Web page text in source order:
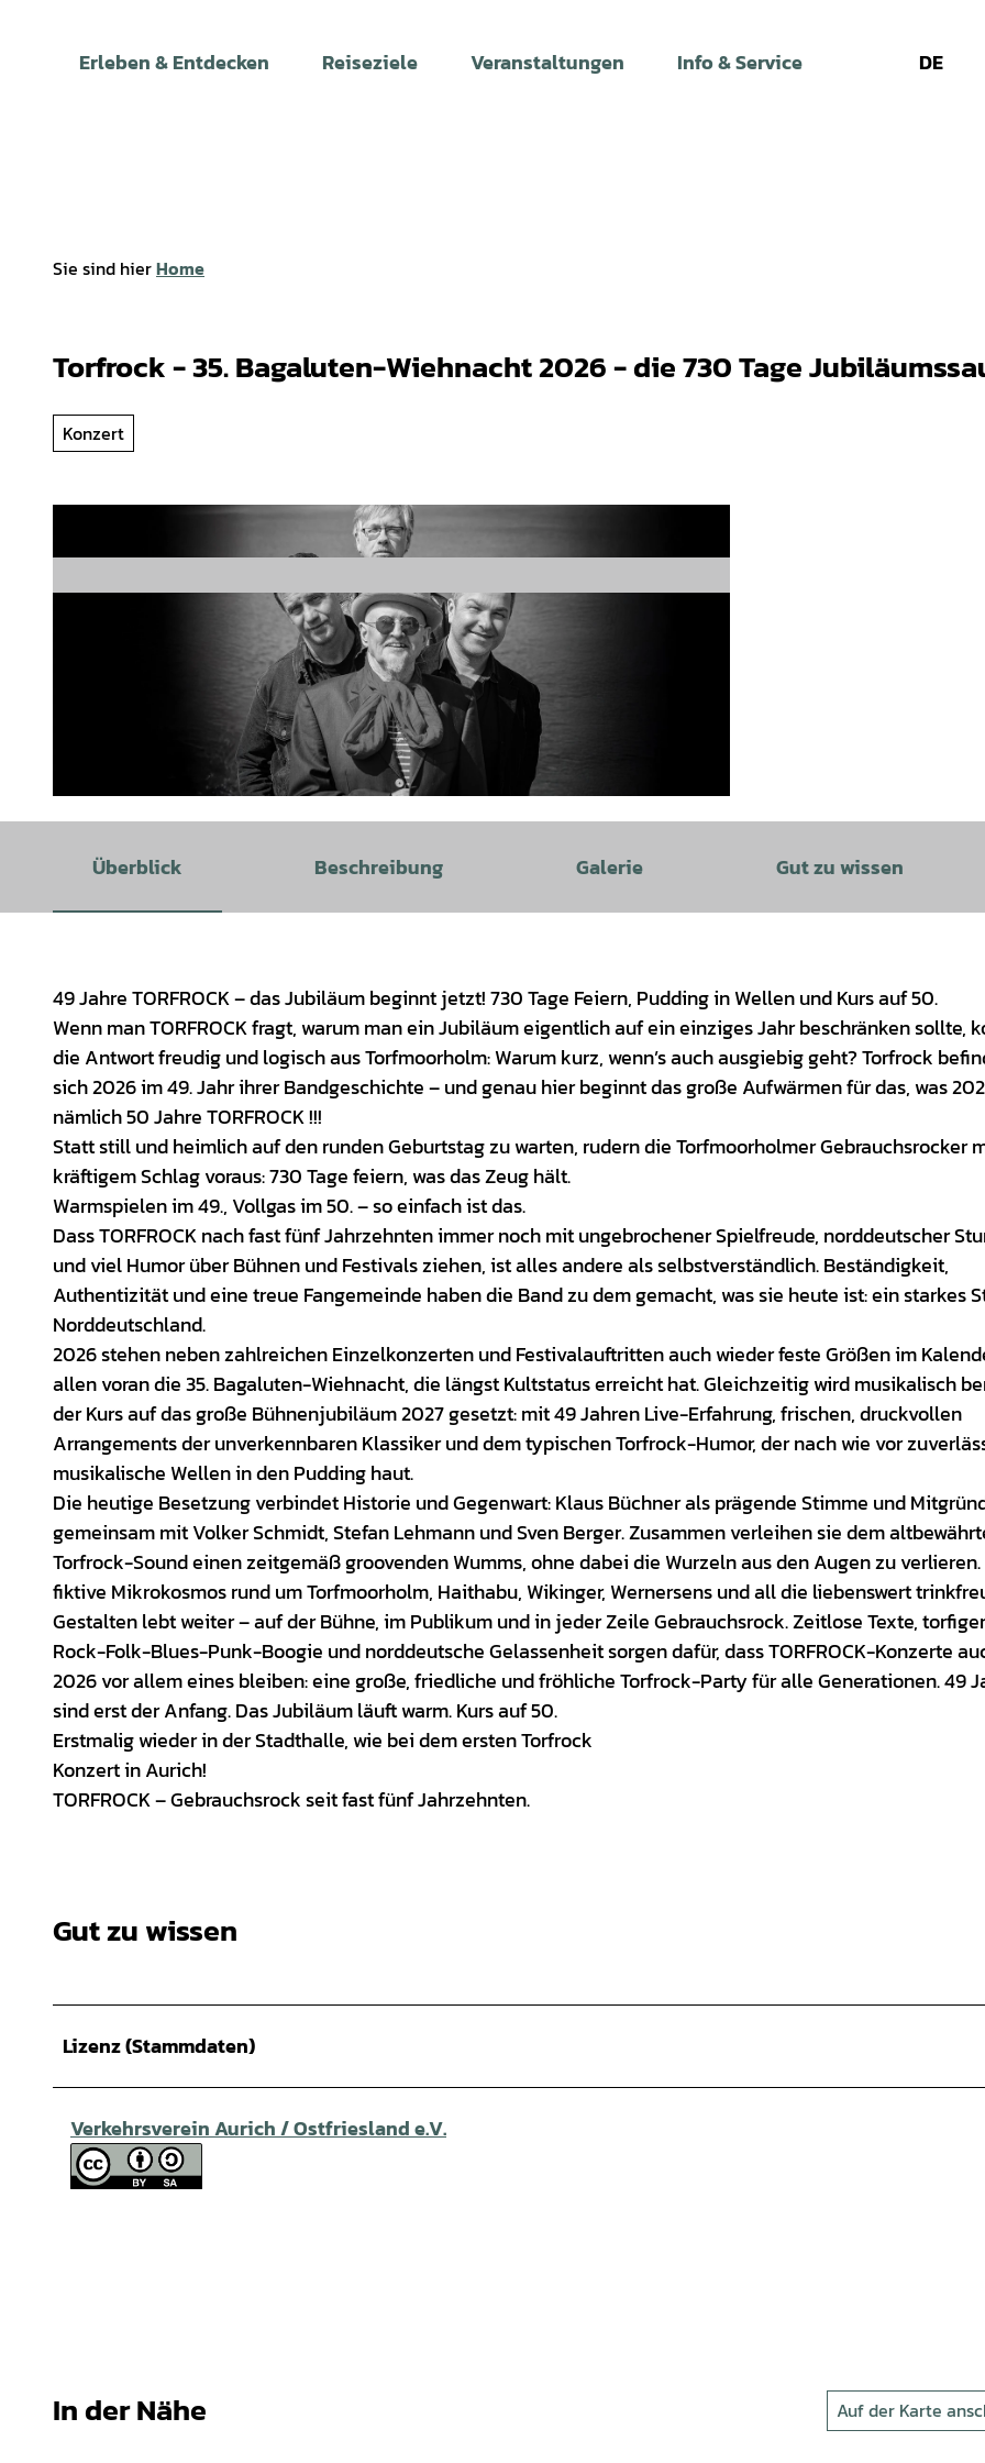
Erleben & Entdecken Reiseziele Veranstaltungen Info & Service DE
Sie sind hierHome
Torfrock - 35. Bagaluten-Wiehnacht 2026 - die 730 Tage
Konzert
Überblick Beschreibung Galerie Gut zu wissen
49 Jahre TORFROCK – das Jubiläum beginnt jetzt! 730 Tage Feiern, Pudding in Wellen und Kurs auf 50.
Wenn man TORFROCK fragt, warum man ein Jubiläum eigentlich auf ein einziges Jahr beschränken sollte,
die Antwort freudig und logisch aus Torfmoorholm: Warum kurz, wenn’s auch ausgiebig geht? Torfrock
sich 2026 im 49. Jahr ihrer Bandgeschichte – und genau hier beginnt das große Aufwärmen für das, was
nämlich 50 Jahre TORFROCK !!!
Statt still und heimlich auf den runden Geburtstag zu warten, rudern die Torfmoorholmer Gebrauchsrocker
kräftigem Schlag voraus: 730 Tage feiern, was das Zeug hält.
Warmspielen im 49., Vollgas im 50. – so einfach ist das.
Dass TORFROCK nach fast fünf Jahrzehnten immer noch mit ungebrochener Spielfreude, norddeutscher
und viel Humor über Bühnen und Festivals ziehen, ist alles andere als selbstverständlich. Beständigkeit,
Authentizität und eine treue Fangemeinde haben die Band zu dem gemacht, was sie heute ist: ein starkes
Norddeutschland.
2026 stehen neben zahlreichen Einzelkonzerten und Festivalauftritten auch wieder feste Größen im
allen voran die 35. Bagaluten-Wiehnacht, die längst Kultstatus erreicht hat. Gleichzeitig wird musikalisch
der Kurs auf das große Bühnenjubiläum 2027 gesetzt: mit 49 Jahren Live-Erfahrung, frischen, druckvollen
Arrangements der unverkennbaren Klassiker und dem typischen Torfrock-Humor, der nach wie vor
musikalische Wellen in den Pudding haut.
Die heutige Besetzung verbindet Historie und Gegenwart: Klaus Büchner als prägende Stimme und
gemeinsam mit Volker Schmidt, Stefan Lehmann und Sven Berger. Zusammen verleihen sie dem
Torfrock-Sound einen zeitgemäß groovenden Wumms, ohne dabei die Wurzeln aus den Augen zu verlieren.
fiktive Mikrokosmos rund um Torfmoorholm, Haithabu, Wikinger, Wernersens und all die liebenswert
Gestalten lebt weiter – auf der Bühne, im Publikum und in jeder Zeile Gebrauchsrock. Zeitlose Texte, torfiger
Rock-Folk-Blues-Punk-Boogie und norddeutsche Gelassenheit sorgen dafür, dass TORFROCK-Konzerte
2026 vor allem eines bleiben: eine große, friedliche und fröhliche Torfrock-Party für alle Generationen. 49
sind erst der Anfang. Das Jubiläum läuft warm. Kurs auf 50.
Erstmalig wieder in der Stadthalle, wie bei dem ersten Torfrock
Konzert in Aurich!
TORFROCK – Gebrauchsrock seit fast fünf Jahrzehnten.
Gut zu wissen
Lizenz (Stammdaten)
Verkehrsverein Aurich / Ostfriesland e.V.
In der Nähe Auf der Karte